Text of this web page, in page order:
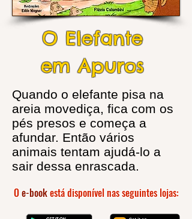
O Elefante
em Apuros
Quando o elefante pisa na
areia movediça, fica com os
pés presos e começa a
afundar. Então vários
animais tentam ajudá-lo a
sair dessa enrascada.
Oe-bookestá disponível nas seguintes lojas: